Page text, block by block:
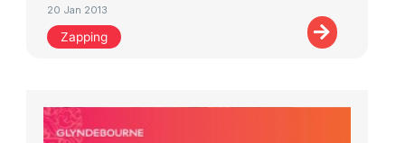
20 Jan 2013
Zapping